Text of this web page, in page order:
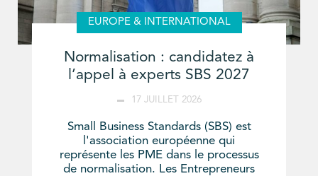
EUROPE & INTERNATIONAL
Normalisation : candidatez à
l’appel à experts SBS 2027
17 JUILLET 2026
Small Business Standards (SBS) est
l'association européenne qui
représente les PME dans le processus
de normalisation. Les Entrepreneurs